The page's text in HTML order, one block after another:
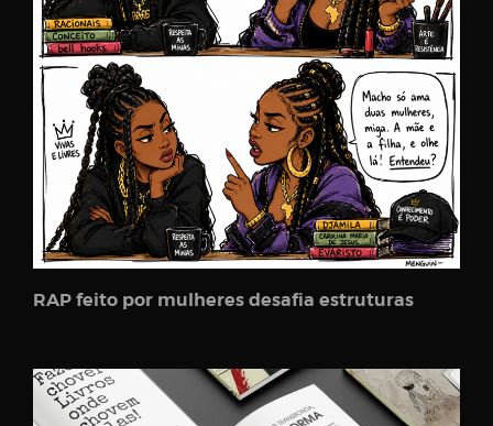
RAP feito por mulheres desafia estruturas